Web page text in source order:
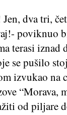
dva tri,
poviknuo
terasi iznad
se pušilo
izvukao na
“Morava,
od piljare